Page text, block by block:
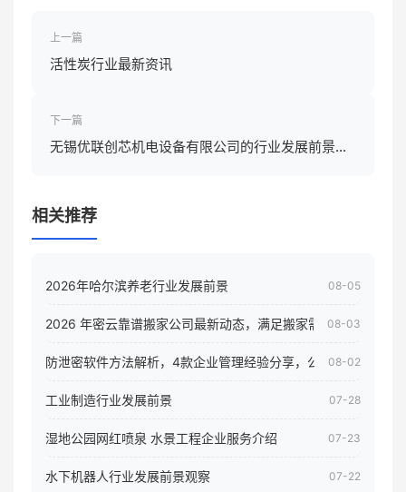
上一篇
活性炭行业最新资讯
下一篇
无锡优联创芯机电设备有限公司的行业发展前景怎
相关推荐
2026年哈尔滨养老行业发展前景 08-05
2026 年密云靠谱搬家公司最新动态，满足搬家需求！08-03
防泄密软件方法解析，4款企业管理经验分享，公司员工电脑核
08-02
工业制造行业发展前景 07-28
湿地公园网红喷泉 水景工程企业服务介绍 07-23
水下机器人行业发展前景观察 07-22